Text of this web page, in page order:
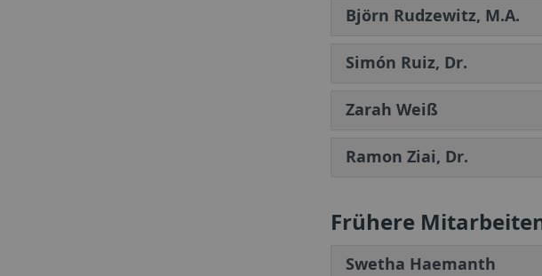
Björn Rudzewitz, M.A.
Simón Ruiz, Dr.
Zarah Weiß
Ramon Ziai, Dr.
Frühere
Swetha Haemanth